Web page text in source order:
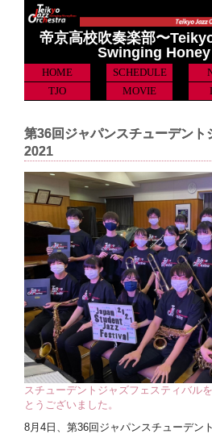
帝京高校吹奏楽部〜
Swinging
HOME SCHEDULE
TJO
MOVIE
第36回ジャパンスチューデント
2021
スチューデントジャズフェスティバル
とうございました。
8月4日、第36回ジャパンスチューデン